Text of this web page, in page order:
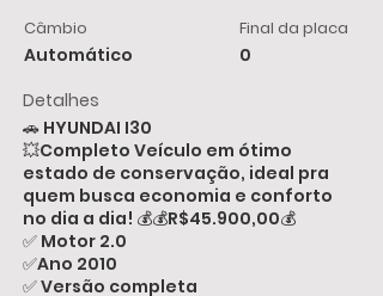
Câmbio
Automático
Final da placa
0
Detalhes
🚗 HYUNDAI I30
💥Completo Veículo em ótimo
estado de conservação, ideal pra
quem busca economia e conforto
no dia a dia! 💰💰R$45.900,00💰
✅ Motor 2.0
✅Ano 2010
✅ Versão completa